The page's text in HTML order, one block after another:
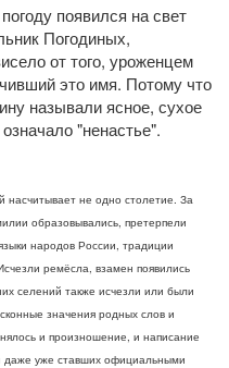
появился на свет
Погодиных,
от того, уроженцем
это имя. Потому что
называли ясное, сухое
"ненастье".
насчитывает не одно столетие. За
образовывались, претерпели
народов России, традиции
ремёсла, взамен появились
селений также исчезли или были
значения родных слов и
и произношение, и написание
даже уже ставших официальными